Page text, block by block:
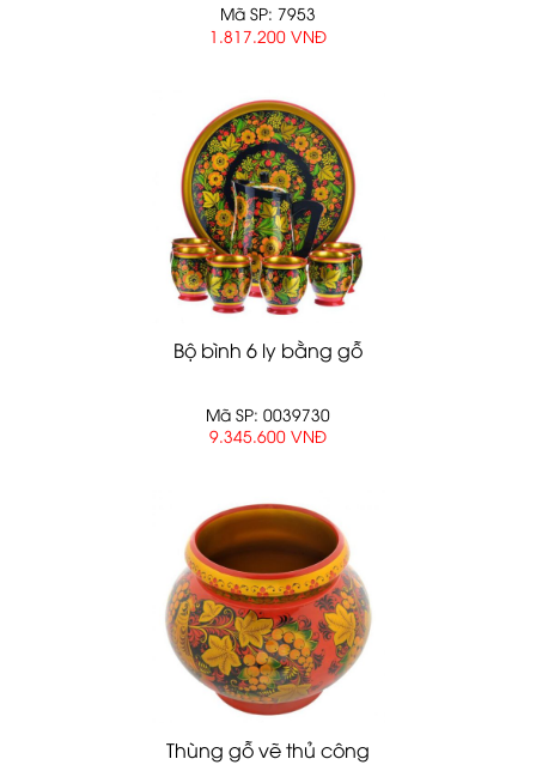
Mã SP: 7953
1.817.200 VNĐ
Bộ bình 6 ly bằng gỗ
Mã SP: 0039730
9.345.600 VNĐ
Thùng gỗ vẽ thủ công